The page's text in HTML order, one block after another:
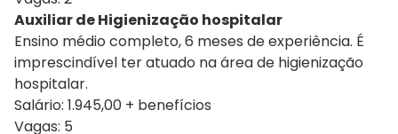
Auxiliar de Higienização hospitalar
Ensino médio completo, 6 meses de experiência. É
imprescindível ter atuado na área de higienização
hospitalar.
Salário: 1.945,00 + benefícios
Vagas: 5